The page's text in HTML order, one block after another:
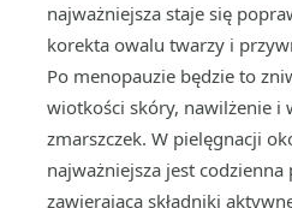
najważniejsza staje się
korekta owalu twarzy i
Po menopauzie będzie to
wiotkości skóry, nawilżenie i
zmarszczek. W pielęgnacji
najważniejsza jest
zawierająca składniki